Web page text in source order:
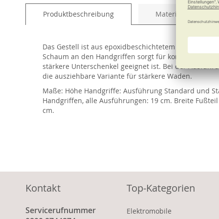
Produktbeschreibung Material und Pflege
Das Gestell ist aus epoxidbeschichtetem Metall
Schaum an den Handgriffen sorgt für komfortables
stärkere Unterschenkel geeignet ist. Bei der
die ausziehbare Variante für stärkere Waden.
Maße: Höhe Handgriffe: Ausführung Standard und
Handgriffen, alle Ausführungen: 19 cm. Breite
cm.
Kontakt
Servicerufnummer
Top-Kategorien
Elektromobile